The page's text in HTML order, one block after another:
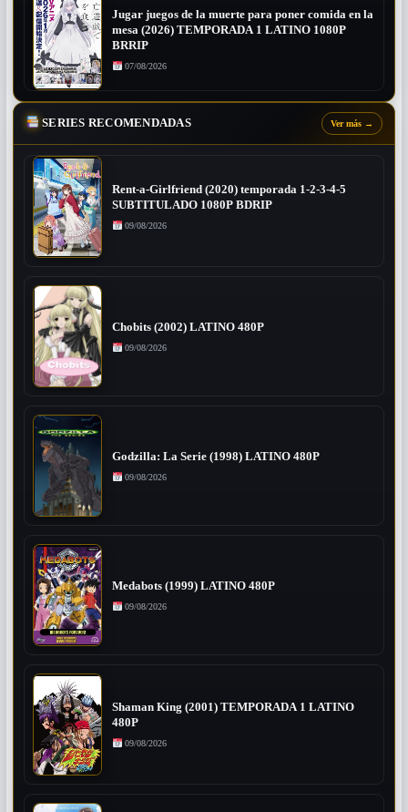
Jugar juegos de la muerte para poner comida en la
mesa (2026) TEMPORADA 1 LATINO 1080P
BRRIP
07/08/2026
SERIES RECOMENDADAS Ver más →
Rent-a-Girlfriend (2020) temporada 1-2-3-4-5
SUBTITULADO 1080P BDRIP
09/08/2026
Chobits (2002) LATINO 480P
09/08/2026
Godzilla: La Serie (1998) LATINO 480P
09/08/2026
Medabots (1999) LATINO 480P
09/08/2026
Shaman King (2001) TEMPORADA 1 LATINO
480P
09/08/2026